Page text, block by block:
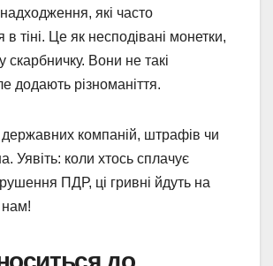
які часто
тіні. Це як несподівані монетки,
Вони не такі
додають різноманіття.
державних компаній, штрафів чи
Уявіть: коли хтось сплачує
ПДР, ці гривні йдуть на
нам!